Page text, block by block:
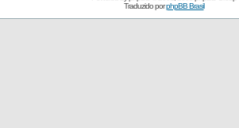
Traduzido porphpBB Brasil